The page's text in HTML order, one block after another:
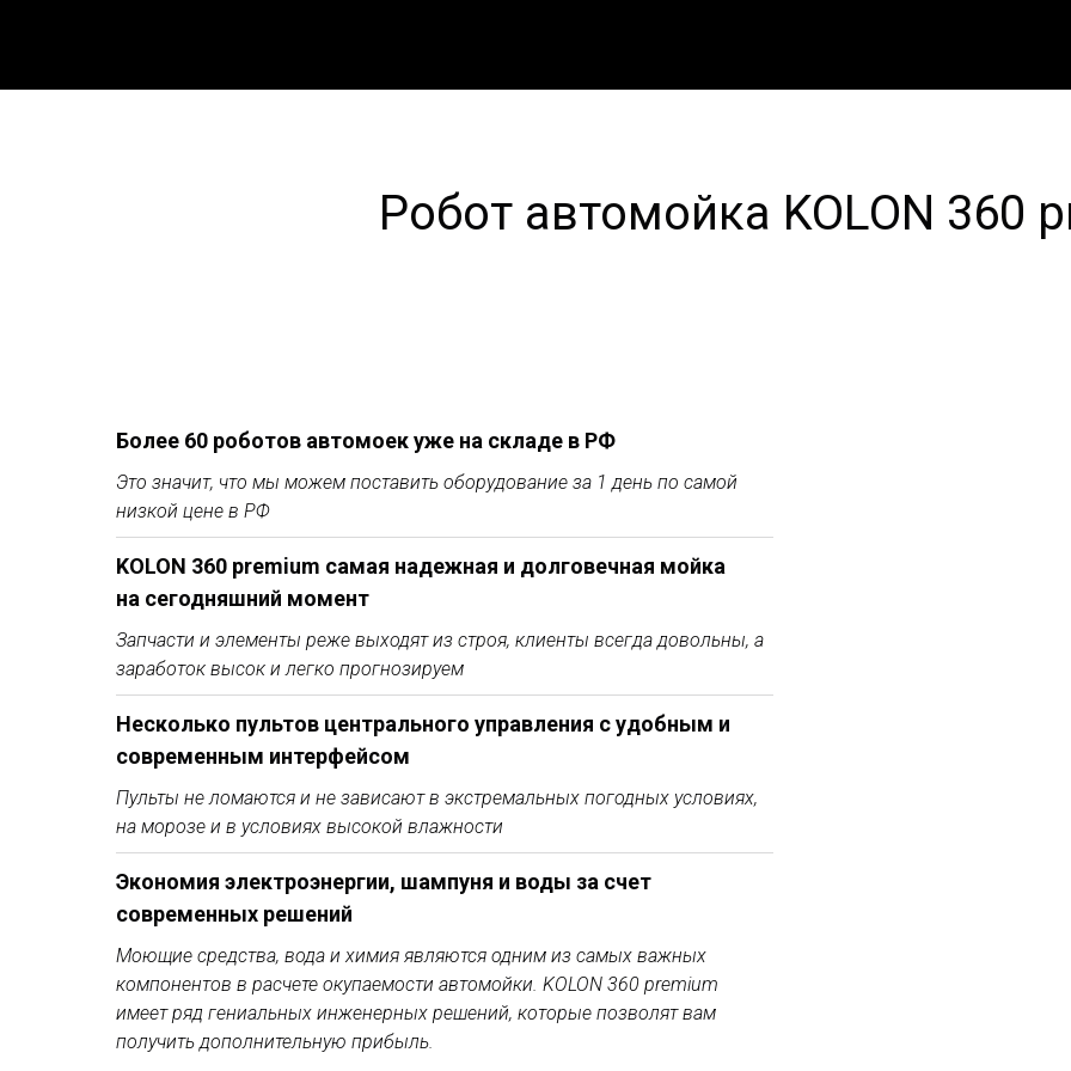
Робот автомойка KOLON 360
Более 60 роботов автомоек уже на складе в РФ
Это значит, что мы можем поставить оборудование за 1 день по самой
низкой цене в РФ
KOLON 360 premium самая надежная и долговечная мойка
на сегодняшний момент
Запчасти и элементы реже выходят из строя, клиенты всегда довольны, а
заработок высок и легко прогнозируем
Несколько пультов центрального управления с удобным и
современным интерфейсом
Пульты не ломаются и не зависают в экстремальных погодных условиях,
на морозе и в условиях высокой влажности
Экономия электроэнергии, шампуня и воды за счет
современных решений
Моющие средства, вода и химия являются одним из самых важных
компонентов в расчете окупаемости автомойки. KOLON 360 premium
имеет ряд гениальных инженерных решений, которые позволят вам
получить дополнительную прибыль.